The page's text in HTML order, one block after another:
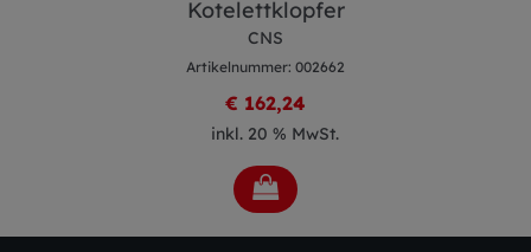
Kotelettklopfer
CNS
Artikelnummer: 002662
€ 162,24
inkl. 20 % MwSt.